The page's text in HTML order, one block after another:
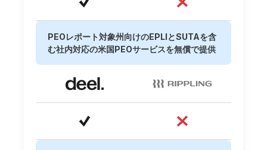
PEOレポート対象州向けのEPLIとSUTAを含
む社内対応の米国PEOサービスを無償で提供